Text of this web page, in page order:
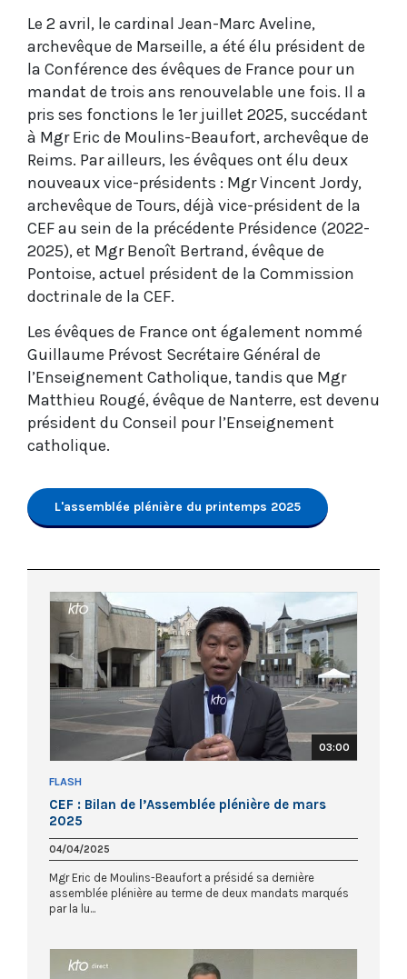
Le 2 avril, le cardinal Jean-Marc Aveline,
archevêque de Marseille, a été élu président de
la Conférence des évêques de France pour un
mandat de trois ans renouvelable une fois. Il a
pris ses fonctions le 1er juillet 2025, succédant
à Mgr Eric de Moulins-Beaufort, archevêque de
Reims. Par ailleurs, les évêques ont élu deux
nouveaux vice-présidents : Mgr Vincent Jordy,
archevêque de Tours, déjà vice-président de la
CEF au sein de la précédente Présidence (2022-
2025), et Mgr Benoît Bertrand, évêque de
Pontoise, actuel président de la Commission
doctrinale de la CEF.
Les évêques de France ont également nommé
Guillaume Prévost Secrétaire Général de
l’Enseignement Catholique, tandis que Mgr
Matthieu Rougé, évêque de Nanterre, est devenu
président du Conseil pour l’Enseignement
catholique.
L'assemblée plénière du printemps 2025
03:00
FLASH
CEF : Bilan de l’Assemblée plénière de mars
2025
04/04/2025
Mgr Eric de Moulins-Beaufort a présidé sa dernière
assemblée plénière au terme de deux mandats marqués
par la lu...